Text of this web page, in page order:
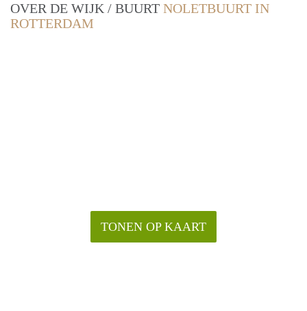
OVER DE WIJK / BUURT NOLETBUURT IN
ROTTERDAM
TONEN OP KAART